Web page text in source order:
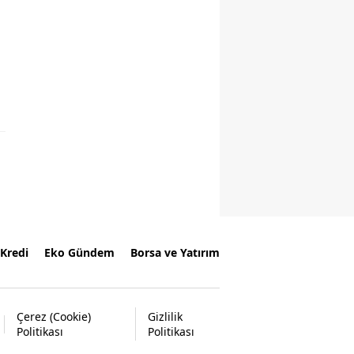
Kredi Eko Gündem Borsa ve Yatırım
Çerez (Cookie)
Politikası
Gizlilik
Politikası